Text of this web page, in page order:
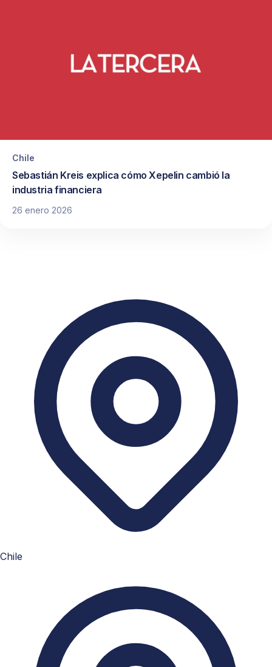
Chile
Sebastián Kreis explica cómo Xepelin cambió la
industria financiera
26 enero 2026
Chile